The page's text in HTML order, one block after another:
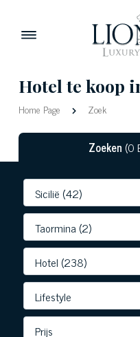
Hotel te koop
Home Page Zoek
Zoeken (0